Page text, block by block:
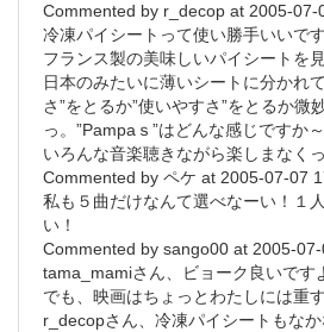
Commented by r_decop at 2005-07-
冷凍パイシートって使い勝手いいです
フランス製の美味しいパイシートを
日本のみたいに薄いシートに分かれ
さ”をとるか”使いやすさ”をとるか微
っ。”Pampaｓ”はどんな感じですか
いろんな音楽聴きながら楽しまなく
Commented by ペケ at 2005-07-07
私も５曲だけなんて選べなーい！１
い！
Commented by sango00 at 2005-
tama_mamiさん、ビョーク良いです
でも、映画はちょっとわたしには重す
r_decopさん、冷凍パイシートもな